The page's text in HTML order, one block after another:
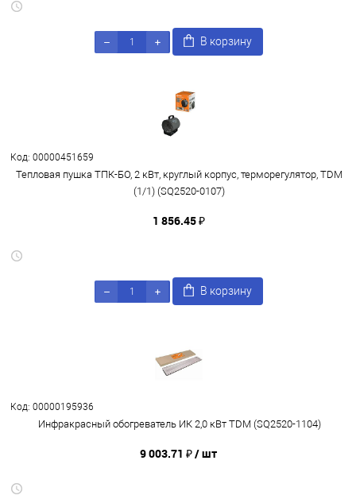
В корзину
Код: 00000451659
Тепловая пушка ТПК-БО, 2 кВт, круглый корпус, терморегулятор, TDM
(1/1) (SQ2520-0107)
1 856.45 ₽
В корзину
Код: 00000195936
Инфракрасный обогреватель ИК 2,0 кВт TDM (SQ2520-1104)
9 003.71 ₽/ шт